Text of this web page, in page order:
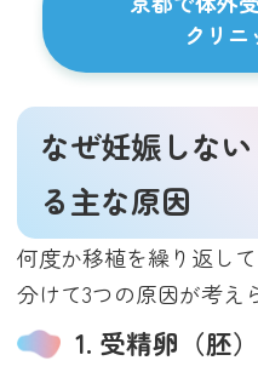
クリニ
なぜ妊娠しな
る主な原因
何度か移植を繰り返し
分けて3つの原因が考え
1. 受精卵（胚